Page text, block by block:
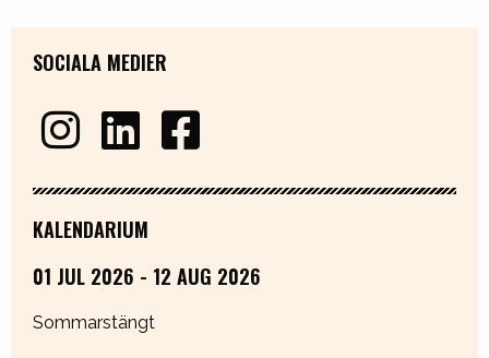
SOCIALA MEDIER
KALENDARIUM
01 JUL 2026 - 12 AUG 2026
Sommarstängt